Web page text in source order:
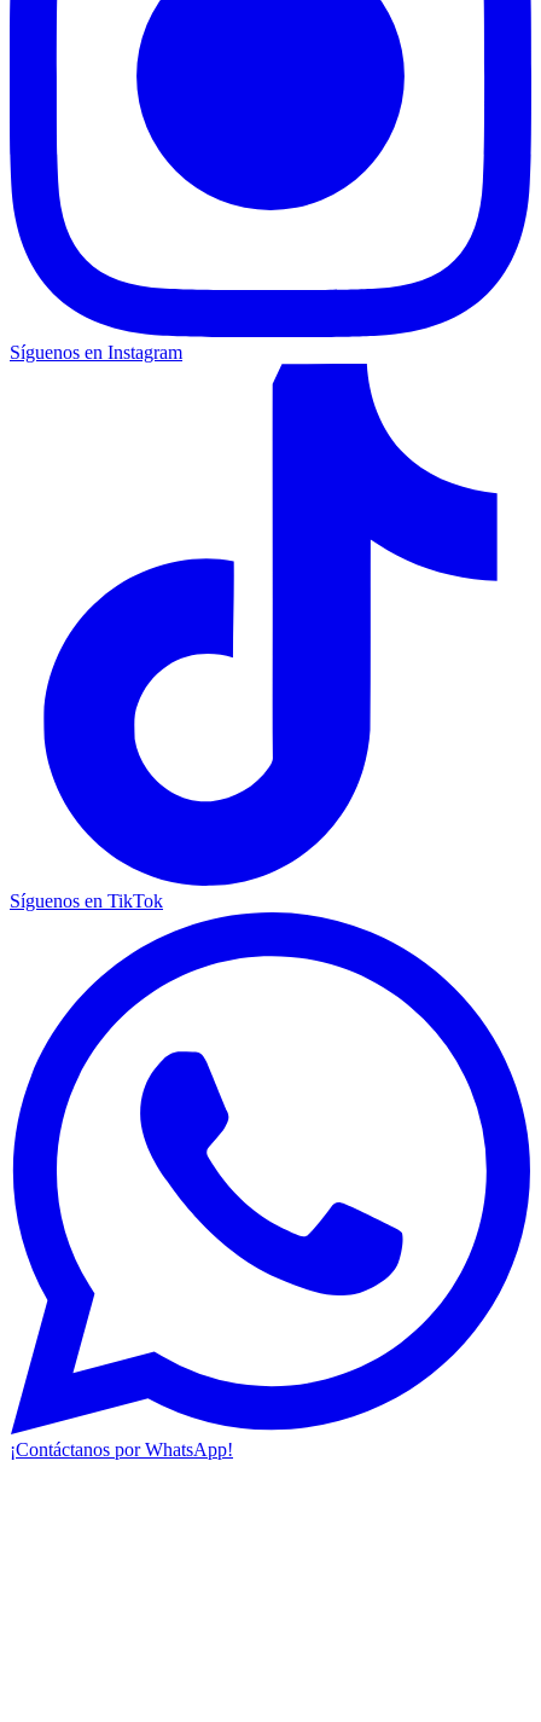
Síguenos en Instagram
Síguenos en TikTok
¡Contáctanos por WhatsApp!